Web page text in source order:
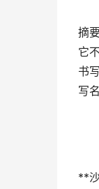
摘
它
书
写
**